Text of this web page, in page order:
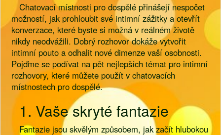
Chatovací místnosti pro dospělé přinášejí nespočet
možností, jak prohloubit své intimní zážitky a otevřít
konverzace, které byste si možná v reálném životě
nikdy neodvážili. Dobrý rozhovor dokáže vytvořit
intimní pouto a odhalit nové dimenze vaší osobnosti.
Pojďme se podívat na pět nejlepších témat pro intimní
rozhovory, které můžete použít v chatovacích
místnostech pro dospělé.
1. Vaše skryté fantazie
Fantazie jsou skvělým způsobem, jak začít hlubokou